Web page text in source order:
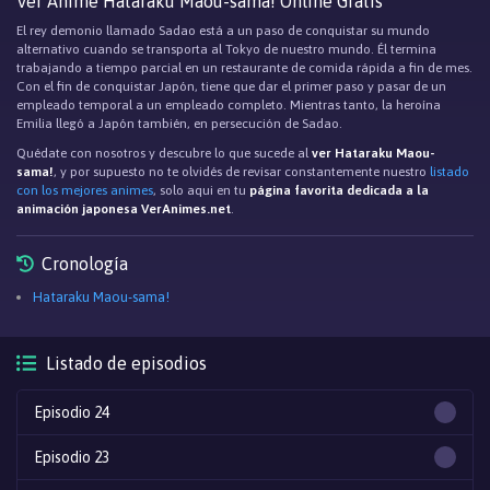
El rey demonio llamado Sadao está a un paso de conquistar su mundo
alternativo cuando se transporta al Tokyo de nuestro mundo. Él termina
trabajando a tiempo parcial en un restaurante de comida rápida a fin de mes.
Con el fin de conquistar Japón, tiene que dar el primer paso y pasar de un
empleado temporal a un empleado completo. Mientras tanto, la heroína
Emilia llegó a Japón también, en persecución de Sadao.
Quédate con nosotros y descubre lo que sucede alver Hataraku Maou-
sama!, y por supuesto no te olvidés de revisar constantemente nuestro listado
con los mejores animes, solo aqui en tu página favorita dedicada a la
animación japonesa VerAnimes.net.
Cronología
Hataraku Maou-sama!
Listado de episodios
Episodio 24
Episodio 23